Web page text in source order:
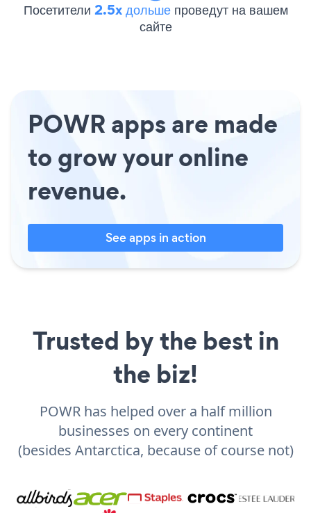
Посетители 2.5x дольше проведут на вашем
сайте
POWR apps are made
to grow your online
revenue.
See apps in action
Trusted by the best in
the biz!
POWR has helped over a half million
businesses on every continent
(besides Antarctica, because of course not)